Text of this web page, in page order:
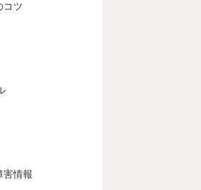
コツ
害情報